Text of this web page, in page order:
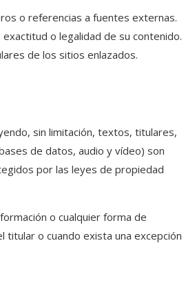
o referencias a fuentes externas.
o legalidad de su contenido.
de los sitios enlazados.
sin limitación, textos, titulares,
de datos, audio y vídeo) son
por las leyes de propiedad
o cualquier forma de
o cuando exista una excepción